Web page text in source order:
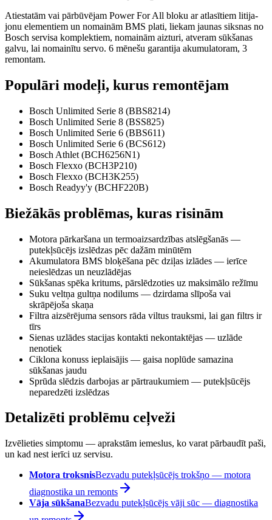
Atiestatām vai pārbūvējam Power For All bloku ar atlasītiem litija-
jonu elementiem un nomainām BMS plati, liekam jaunas siksnas no
Bosch servisa komplektiem, nomainām aizturi, atveram sūkšanas
galvu, lai nomainītu servo. 6 mēnešu garantija akumulatoram, 3
remontam.
Populāri modeļi, kurus remontējam
Bosch Unlimited Serie 8 (BBS8214)
Bosch Unlimited Serie 8 (BSS825)
Bosch Unlimited Serie 6 (BBS611)
Bosch Unlimited Serie 6 (BCS612)
Bosch Athlet (BCH6256N1)
Bosch Flexxo (BCH3P210)
Bosch Flexxo (BCH3K255)
Bosch Readyy'y (BCHF220B)
Biežākās problēmas, kuras risinām
Motora pārkaršana un termoaizsardzības atslēgšanās —
putekļsūcējs izslēdzas pēc dažām minūtēm
Akumulatora BMS bloķēšana pēc dziļas izlādes — ierīce
neieslēdzas un neuzlādējas
Sūkšanas spēka kritums, pārslēdzoties uz maksimālo režīmu
Suku veltņa gultņa nodilums — dzirdama slīpoša vai
skrāpējoša skaņa
Filtra aizsērējuma sensors rāda viltus trauksmi, lai gan filtrs ir
tīrs
Sienas uzlādes stacijas kontakti nekontaktējas — uzlāde
nenotiek
Ciklona konuss ieplaisājis — gaisa noplūde samazina
sūkšanas jaudu
Sprūda slēdzis darbojas ar pārtraukumiem — putekļsūcējs
neparedzēti izslēdzas
Detalizēti problēmu ceļveži
Izvēlieties simptomu — aprakstām iemeslus, ko varat pārbaudīt paši,
un kad nest ierīci uz servisu.
Motora troksnisBezvadu putekļsūcējs trokšņo — motora
diagnostika un remonts
Vāja sūkšanaBezvadu putekļsūcējs vāji sūc — diagnostika